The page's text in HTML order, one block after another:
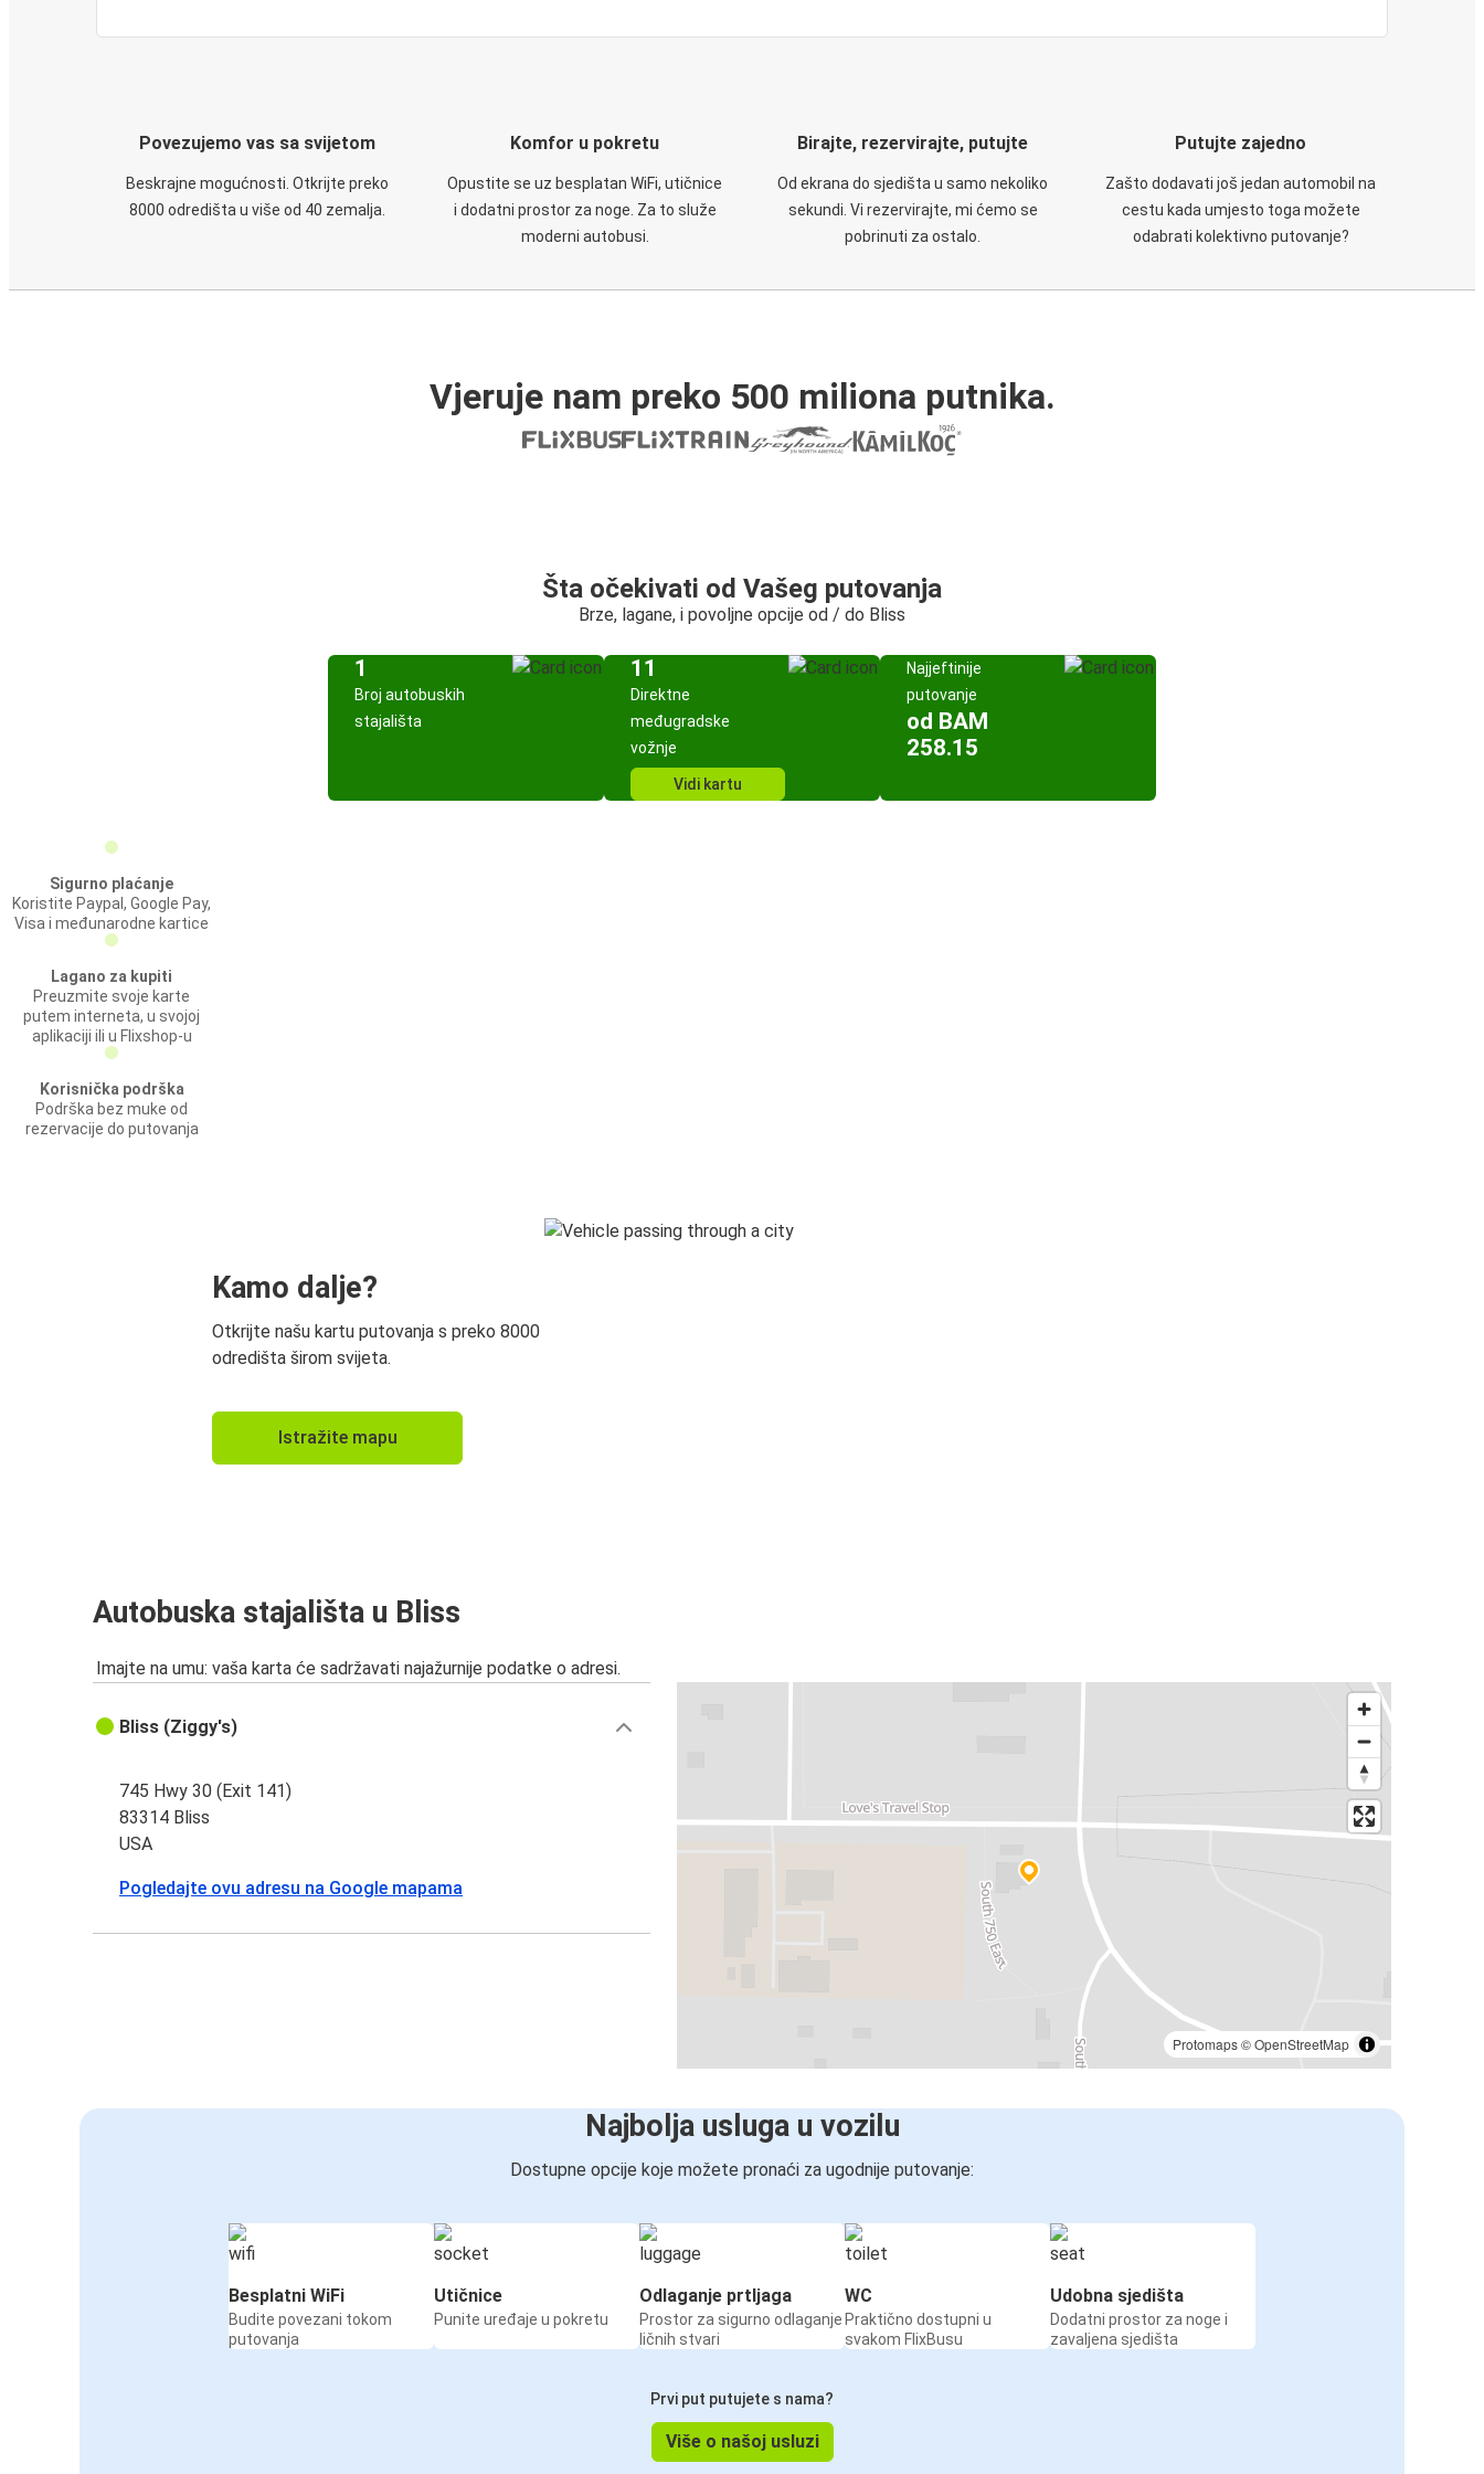
Povezujemo vas sa svijetom
Beskrajne mogućnosti. Otkrijte preko
8000 odredišta u više od 40 zemalja.
Komfor u pokretu
Opustite se uz besplatan WiFi, utičnice
i dodatni prostor za noge. Za to služe
moderni autobusi.
Birajte, rezervirajte, putujte
Od ekrana do sjedišta u samo nekoliko
sekundi. Vi rezervirajte, mi ćemo se
pobrinuti za ostalo.
Putujte zajedno
Zašto dodavati još jedan automobil na
cestu kada umjesto toga možete
odabrati kolektivno putovanje?
Vjeruje nam preko 500 miliona putnika.
Šta očekivati od Vašeg putovanja
Brze, lagane, i povoljne opcije od / do Bliss
1
Broj autobuskih
stajališta
11
Direktne
međugradske
vožnje
Vidi kartu
Najjeftinije
putovanje
od BAM
258.15
Sigurno plaćanje
Koristite Paypal, Google Pay,
Visa i međunarodne kartice
Lagano za kupiti
Preuzmite svoje karte
putem interneta, u svojoj
aplikaciji ili u Flixshop-u
Korisnička podrška
Podrška bez muke od
rezervacije do putovanja
Kamo dalje?
Otkrijte našu kartu putovanja s preko 8000
odredišta širom svijeta.
Istražite mapu
Autobuska stajališta u Bliss
Imajte na umu: vaša karta će sadržavati najažurnije podatke o adresi.
Protomaps©OpenStreetMap
Bliss (Ziggy's)
745 Hwy 30 (Exit 141)
83314 Bliss
USA
Pogledajte ovu adresu na Google mapama
Najbolja usluga u vozilu
Dostupne opcije koje možete pronaći za ugodnije putovanje:
Besplatni WiFi
Budite povezani tokom
putovanja
Utičnice
Punite uređaje u pokretu
Odlaganje prtljaga
Prostor za sigurno odlaganje
ličnih stvari
WC
Praktično dostupni u
svakom FlixBusu
Udobna sjedišta
Dodatni prostor za noge i
zavaljena sjedišta
Prvi put putujete s nama?
Više o našoj usluzi